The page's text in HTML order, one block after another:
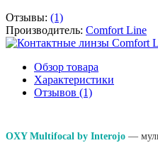
Отзывы: (1)
Производитель: Comfort Line
Обзор товара
Характеристики
Отзывов (1)
OXY Multifocal by Interojo —